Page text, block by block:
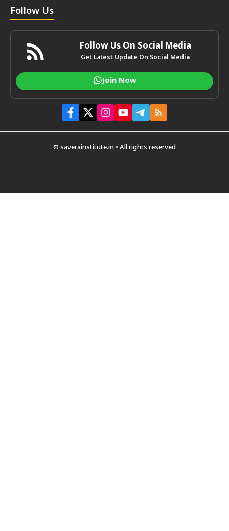
Follow Us
Follow Us On Social Media
Get Latest Update On Social Media
Join Now
© saverainstitute.in • All rights reserved